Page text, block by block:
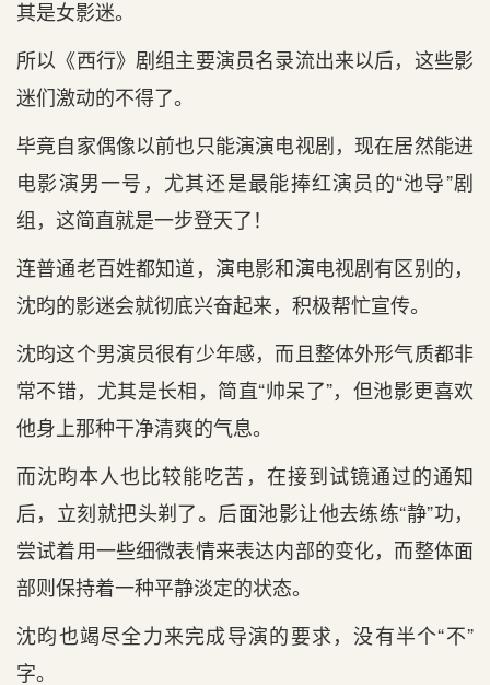
其是女影迷。
所以《西行》剧组主要演员名录流出来以后，这些影
迷们激动的不得了。
毕竟自家偶像以前也只能演演电视剧，现在居然能进
电影演男一号，尤其还是最能捧红演员的“池导”剧
组，这简直就是一步登天了！
连普通老百姓都知道，演电影和演电视剧有区别的，
沈昀的影迷会就彻底兴奋起来，积极帮忙宣传。
沈昀这个男演员很有少年感，而且整体外形气质都非
常不错，尤其是长相，简直“帅呆了”，但池影更喜欢
他身上那种干净清爽的气息。
而沈昀本人也比较能吃苦，在接到试镜通过的通知
后，立刻就把头剃了。后面池影让他去练练“静”功，
尝试着用一些细微表情来表达内部的变化，而整体面
部则保持着一种平静淡定的状态。
沈昀也竭尽全力来完成导演的要求，没有半个“不”
字。